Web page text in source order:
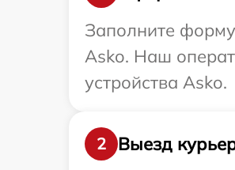
Заполните
Asko. Наш
устройства Asko.
2
Выезд